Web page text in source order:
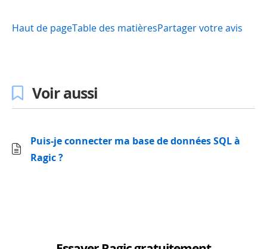
Haut de pageTable des matièresPartager votre avis
Voir aussi
Puis-je connecter ma base de données SQL à
Ragic ?